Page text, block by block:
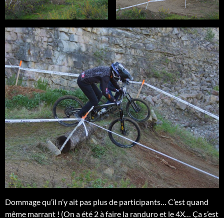
Dommage qu’il n’y ait pas plus de participants… C’est quand
même marrant ! (On a été 2 à faire la randuro et le 4X… Ça s’est